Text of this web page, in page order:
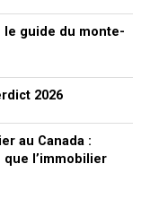
le guide du monte-
2026
au Canada :
l’immobilier